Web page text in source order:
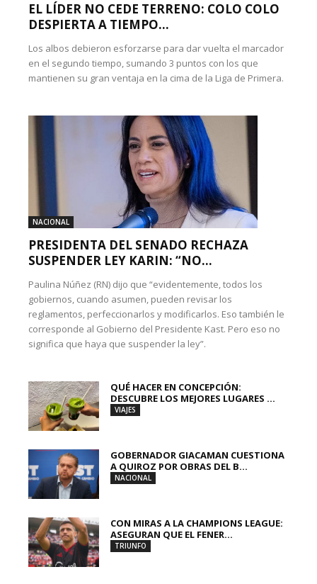
EL LÍDER NO CEDE TERRENO: COLO COLO
DESPIERTA A TIEMPO...
Los albos debieron esforzarse para dar vuelta el marcador
en el segundo tiempo, sumando 3 puntos con los que
mantienen su gran ventaja en la cima de la Liga de Primera.
NACIONAL
PRESIDENTA DEL SENADO RECHAZA
SUSPENDER LEY KARIN: “NO...
Paulina Núñez (RN) dijo que “evidentemente, todos los
gobiernos, cuando asumen, pueden revisar los
reglamentos, perfeccionarlos y modificarlos. Eso también le
corresponde al Gobierno del Presidente Kast. Pero eso no
significa que haya que suspender la ley”.
QUÉ HACER EN CONCEPCIÓN:
DESCUBRE LOS MEJORES LUGARES ...
VIAJES
GOBERNADOR GIACAMAN CUESTIONA
A QUIROZ POR OBRAS DEL B...
NACIONAL
CON MIRAS A LA CHAMPIONS LEAGUE:
ASEGURAN QUE EL FENER...
TRIUNFO